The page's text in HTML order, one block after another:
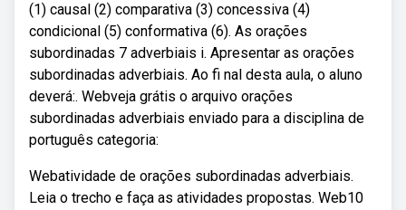
(1) causal (2) comparativa (3) concessiva (4)
condicional (5) conformativa (6). As orações
subordinadas 7 adverbiais i. Apresentar as orações
subordinadas adverbiais. Ao fi nal desta aula, o aluno
deverá:. Webveja grátis o arquivo orações
subordinadas adverbiais enviado para a disciplina de
português categoria:
Webatividade de orações subordinadas adverbiais.
Leia o trecho e faça as atividades propostas. Web10